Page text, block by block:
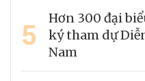
5
Hơn 300 đại
ký tham dự
Nam